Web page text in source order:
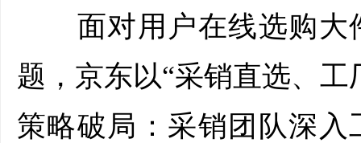
面对用户在线选购大
题，京东以“采销直选、
策略破局：采销团队深